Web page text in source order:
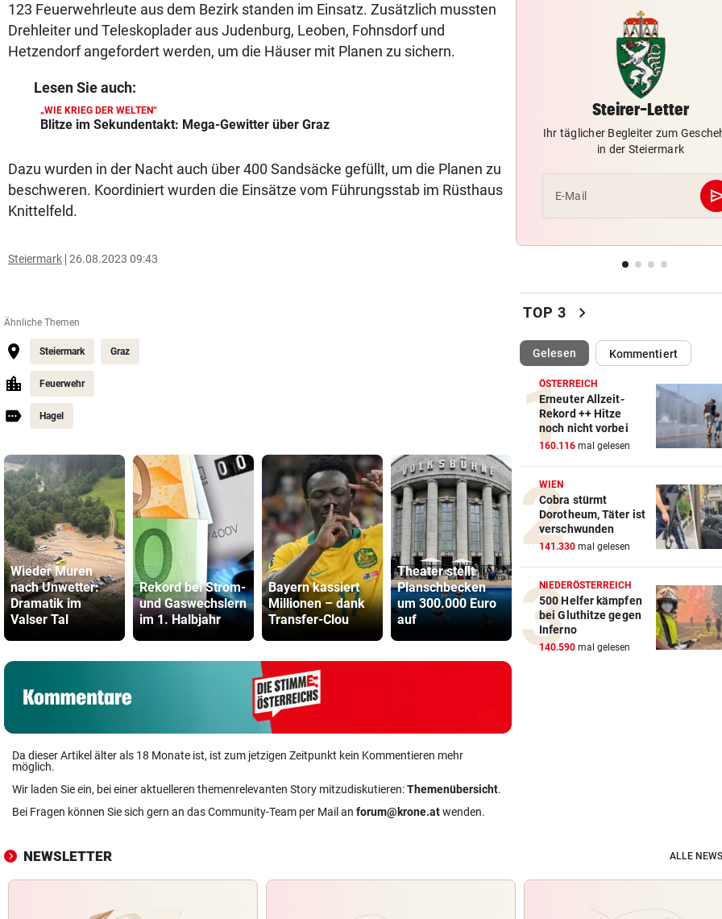
123 Feuerwehrleute aus dem Bezirk standen im Einsatz. Zusätzlich mussten
Drehleiter und Teleskoplader aus Judenburg, Leoben, Fohnsdorf und
Hetzendorf angefordert werden, um die Häuser mit Planen zu sichern.
Lesen Sie auch:
„WIE KRIEG DER WELTEN“
Blitze im Sekundentakt: Mega-Gewitter über Graz
Dazu wurden in der Nacht auch über 400 Sandsäcke gefüllt, um die Planen zu
beschweren. Koordiniert wurden die Einsätze vom Führungsstab im Rüsthaus
Knittelfeld.
Steiermark 26.08.2023 09:43
Ähnliche Themen
Steiermark Graz
Feuerwehr
Hagel
Wieder Muren
nach Unwetter:
Dramatik im
Valser Tal
Rekord bei Strom-
und Gaswechslern
im 1. Halbjahr
Bayern kassiert
Millionen – dank
Transfer-Clou
Theater stellt
Planschbecken
um 300.000 Euro
auf
LIVE ab 19.30
Uhr: Steirerderby
Hartberg – Sturm
Sager
Mütter-
gegen
Da dieser Artikel älter als 18 Monate ist, ist zum jetzigen Zeitpunkt kein Kommentieren mehr
möglich.
Wir laden Sie ein, bei einer aktuelleren themenrelevanten Story mitzudiskutieren:Themenübersicht.
Bei Fragen können Sie sich gern an das Community-Team per Mail an forum@krone.atwenden.
WIEN, NÖ & BURGENLAND
Tiere auf der Suche nach
„KRONE“-KOMMENTAR
Die Wende ist weit entfernt
Nach kurzer
wieder bis zu 32 Grad
MotoGP: Sprintrennen in
NEUN GROSSE PREISE
Fest 2026
BUNDESLIGA IM TICKER vor
LIVE ab 19.30 Uhr:
Hartberg – Sturm
Steirer-Letter
Ihr täglicher Begleiter zum
in der Steiermark
E-Mail
TOP 3 chevron_right
Gelesen(ausgewählt)Kommentiert
ÖSTERREICH
Erneuter Allzeit-
Rekord ++ Hitze
noch nicht vorbei
160.116 mal gelesen
WIEN
Cobra stürmt
Dorotheum, Täter ist
verschwunden
141.330 mal gelesen
NIEDERÖSTERREICH
500 Helfer kämpfen
bei Gluthitze gegen
Inferno
140.590 mal gelesen
NEWSLETTER ALLE